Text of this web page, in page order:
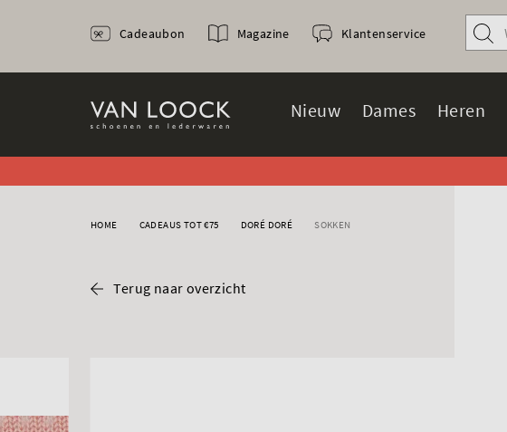
Nieuw Dames Heren
Cadeaubon Magazine Klantenservice
HOME CADEAUS TOT €75 DORÉ DORÉ SOKKEN
Terug naar overzicht